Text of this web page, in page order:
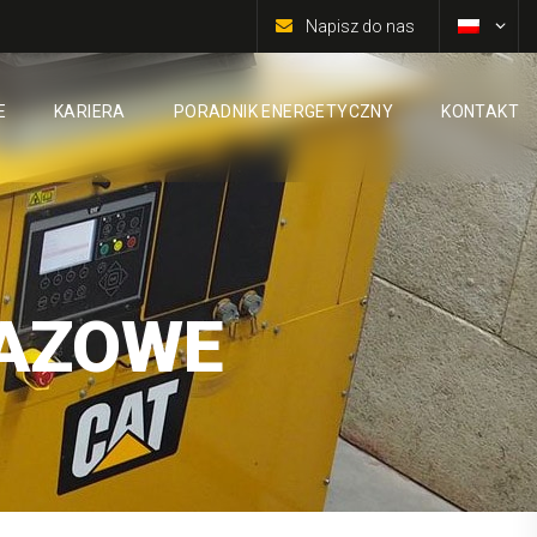
Napisz do nas
KARIERA PORADNIK ENERGETYCZNY KONTAKT